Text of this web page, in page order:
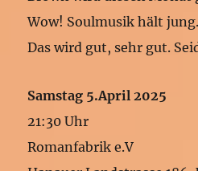
Wow! Soulmusik hält jung.
Das wird gut, sehr gut.
Samstag 5.April 2025
21:30 Uhr
Romanfabrik e.V